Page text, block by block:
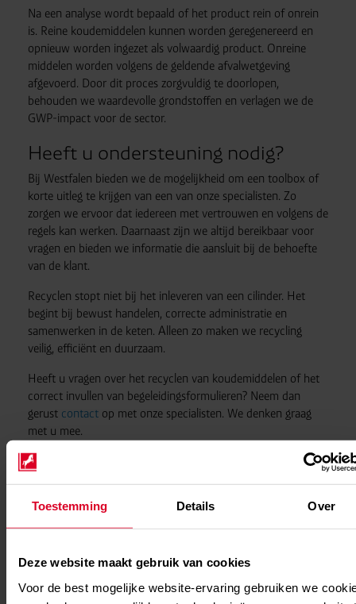
Toestemming Details Over
Deze website maakt gebruik van cookies
Voor de best mogelijke website-ervaring gebruiken we
Na een analyse wordt bepaald of het product rein of onrein
is. Reine koudemiddelen kunnen worden geregenereerd en
opnieuw worden ingezet als volwaardig product. Onreine
middelen worden volgens de geldende afvalwetgeving
afgevoerd. Door dit proces zorgvuldig te doorlopen,
behouden we waardevolle grondstoffen en verlagen we de
GWP-impact voor de sector.
Heeft u ondersteuning nodig?
Bij Westfalen bieden we de mogelijkheid om een toolbox of
korte uitleg te krijgen van een van onze specialisten. Zo
zorgen we ervoor dat iedereen met vertrouwen en volgens de
regels kan werken. Daarnaast zijn we altijd bereikbaar voor
vragen en bieden we informatie die aansluit bij de behoefte
van de klant.
Recyclen stopt niet bij het inleveren van een cilinder. Het
begint bij bewust handelen, correcte administratie en
samenwerken in de keten. Alleen zo maken we recycling
veilig, efficiënt en duurzaam.
Heeft u vragen over het recyclen van koudemiddelen of het
correct invullen van begeleidingsformulieren? Neem dan
gerust contactop met onze specialisten. We denken graag
met u mee.
Video bekijken